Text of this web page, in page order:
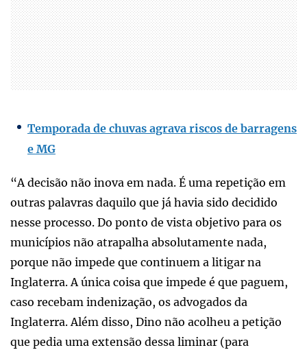
Temporada de chuvas agrava riscos de barragens
e MG
“A decisão não inova em nada. É uma repetição em
outras palavras daquilo que já havia sido decidido
nesse processo. Do ponto de vista objetivo para os
municípios não atrapalha absolutamente nada,
porque não impede que continuem a litigar na
Inglaterra. A única coisa que impede é que paguem,
caso recebam indenização, os advogados da
Inglaterra. Além disso, Dino não acolheu a petição
que pedia uma extensão dessa liminar (para